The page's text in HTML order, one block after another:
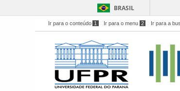
BRASIL
Ir para o conteúdo 1 Ir para o menu 2 Ir para a